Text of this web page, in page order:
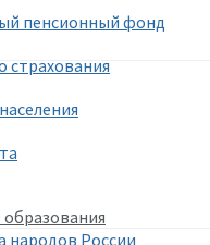
пенсионный фонд
страхования
народов России